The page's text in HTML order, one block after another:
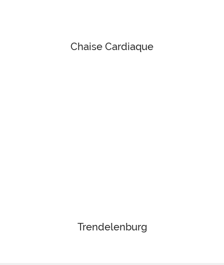
Chaise Cardiaque
Trendelenburg